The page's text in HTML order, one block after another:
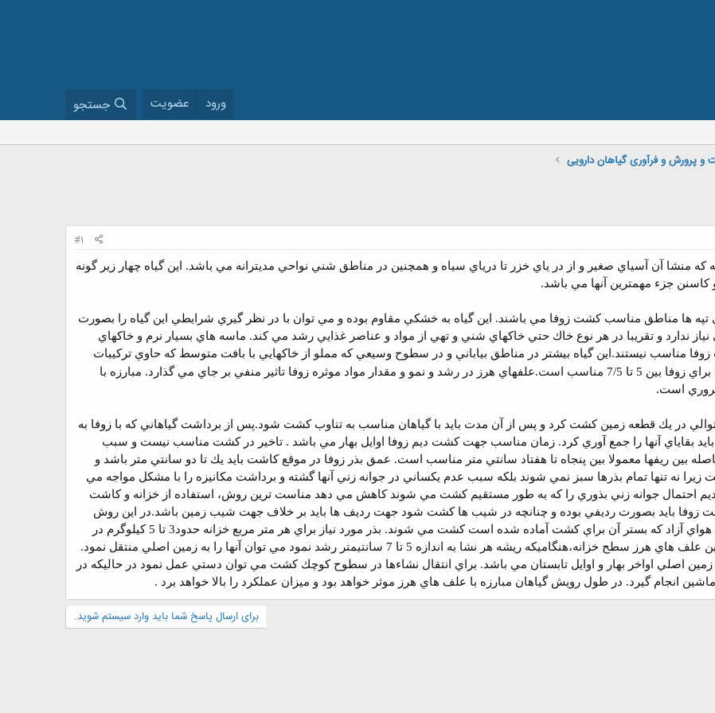
ورود عضویت جستجو
پرورش و فرآوری گیاهان دارویی
#1
كه منشا آن آسياي صغير و از در ياي خزر تا درياي سياه و همچنين در مناطق شني نواحي مديترانه مي باشد. اين گياه چهار زير گونه
كاسنن جزء مهمترين آنها مي باشد.
ها مناطق مناسب كشت زوفا مي باشند. اين گياه به خشكي مقاوم بوده و مي توان با در نظر گيري شرايطي اين گياه را بصورت
ندارد و تقريبا در هر نوع خاك حتي خاكهاي شني و تهي از مواد و عناصر غذايي رشد مي كند. ماسه هاي بسيار نرم و خاكهاي
مناسب نيستند.اين گياه بيشتر در مناطق بياباني و در سطوح وسيعي كه مملو از خاكهايي با بافت متوسط كه حاوي تركيبات
خاك براي زوفا بين 5 تا 7/5 مناسب است.علفهاي هرز در رشد و نمو و مقدار مواد موثره زوفا تاثير منفي بر جاي مي گذارد. مبارزه با
است.
در يك قطعه زمين كشت كرد و پس از آن مدت بايد با گياهان مناسب به تناوب كشت شود.پس از برداشت گياهاني كه با زوفا به
بقاياي آنها را جمع آوري كرد. زمان مناسب جهت كشت ديم زوفا اوايل بهار مي باشد . تاخير در كشت مناسب نيست و سبب
بين ريفها معمولا بين پنجاه تا هفتاد سانتي متر مناسب است. عمق بذر زوفا در موقع كاشت بايد يك تا دو سانتي متر باشد و
نه تنها تمام بذرها سبز نمي شوند بلكه سبب عدم يكساني در جوانه زني آنها گشته و برداشت مكانيزه را با مشكل مواجه مي
احتمال جوانه زني بذوري را كه به طور مستقيم كشت مي شوند كاهش مي دهد مناست ترين روش، استفاده از خزانه و كاشت
زوفا بايد بصورت رديفي بوده و چنانچه در شيب ها كشت شود جهت رديف ها بايد بر خلاف جهت شيب زمين باشد.در اين روش
بذرها در فواصل مناسب و در خزانه هواي آزاد كه بستر آن براي كشت آماده شده است كشت مي شوند. بذر مورد نياز براي هر متر مربع خزانه حدود3 تا 5 كيلوگرم در
پس از آبياري و وجين علف هاي هرز سطح خزانه،هنگاميكه ريشه هر نشا به اندازه 5 تا 7 سانتيمتر رشد نمود مي توان آنها را به زمين اصلي منتقل نمود.
اصلي اواخر بهار و اوايل تابستان مي باشد. براي انتقال نشاءها در سطوح كوچك كشت مي توان دستي عمل نمود در حاليكه در
انجام گيرد. در طول رويش گياهان مبارزه با علف هاي هرز موثر خواهد بود و ميزان عملكرد را بالا خواهد برد .
برای ارسال پاسخ شما باید وارد سیستم شوید.